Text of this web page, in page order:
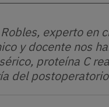
experto
y docente nos
proteína C
del